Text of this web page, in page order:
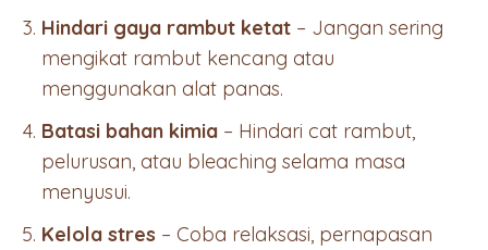
Hindari gaya rambut ketat – Jangan sering
mengikat rambut kencang atau
menggunakan alat panas.
Batasi bahan kimia – Hindari cat rambut,
pelurusan, atau bleaching selama masa
menyusui.
Kelola stres – Coba relaksasi, pernapasan